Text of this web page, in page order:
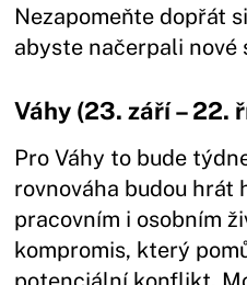
Nezapomeňte dopřát
abyste načerpali nové
Váhy (23. září – 22.
Pro Váhy to bude
rovnováha budou hrát
pracovním i osobním
kompromis, který